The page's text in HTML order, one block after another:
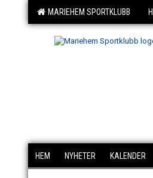
MARIEHEM SPORTKLUBB
HEM NYHETER KALENDER